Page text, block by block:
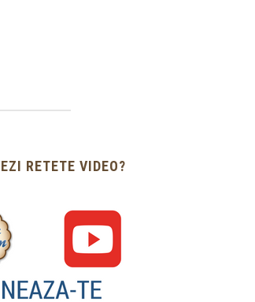
RETETE VIDEO?